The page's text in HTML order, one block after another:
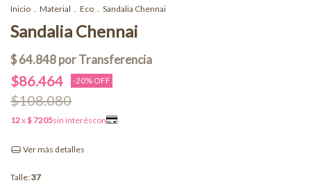
Inicio . Material . Eco . Sandalia Chennai
Sandalia Chennai
$86.464 -20% OFF
$108.080
Ver más detalles
Talle:37